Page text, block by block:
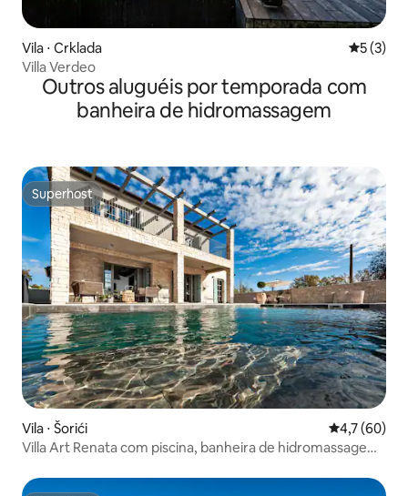
Vila ⋅ Crklada 5 de
5 (3)
Villa Verdeo
Outros aluguéis por temporada com
banheira de hidromassagem
Superhost
Superhost
Vila ⋅ Šorići 4,7 de uma
4,7 (60)
Villa Art Renata com piscina, banheira de hidromassagem